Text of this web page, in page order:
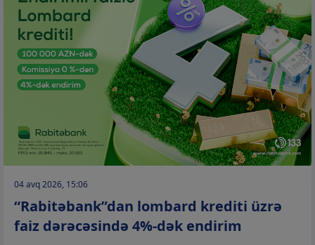
04 avq 2026, 15:06
“Rabitəbank”dan lombard krediti üzrə
faiz dərəcəsində 4%-dək endirim